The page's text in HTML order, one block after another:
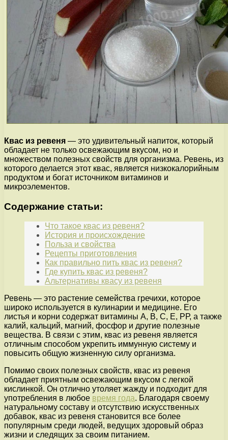
Квас из ревеня — это удивительный напиток, который
обладает не только освежающим вкусом, но и
множеством полезных свойств для организма. Ревень, из
которого делается этот квас, является низкокалорийным
продуктом и богат источником витаминов и
микроэлементов.
Содержание статьи:
Что такое квас из ревеня?
История и происхождение
Польза и свойства
Рецепты приготовления
Как правильно пить квас из ревеня?
Где купить квас из ревеня?
Альтернативы квасу из ревеня
Ревень — это растение семейства гречихи, которое
широко используется в кулинарии и медицине. Его
листья и корни содержат витамины А, В, С, Е, РР, а также
калий, кальций, магний, фосфор и другие полезные
вещества. В связи с этим, квас из ревеня является
отличным способом укрепить иммунную систему и
повысить общую жизненную силу организма.
Помимо своих полезных свойств, квас из ревеня
обладает приятным освежающим вкусом с легкой
кислинкой. Он отлично утоляет жажду и подходит для
употребления в любое время года. Благодаря своему
натуральному составу и отсутствию искусственных
добавок, квас из ревеня становится все более
популярным среди людей, ведущих здоровый образ
жизни и следящих за своим питанием.